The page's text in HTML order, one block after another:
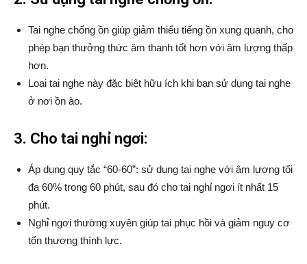
Tai nghe chống ồn giúp giảm thiểu tiếng ồn xung quanh, cho
phép bạn thưởng thức âm thanh tốt hơn với âm lượng thấp
hơn.
Loại tai nghe này đặc biệt hữu ích khi bạn sử dụng tai nghe
ở nơi ồn ào.
3. Cho tai nghỉ ngơi:
Áp dụng quy tắc “60-60”: sử dụng tai nghe với âm lượng tối
đa 60% trong 60 phút, sau đó cho tai nghỉ ngơi ít nhất 15
phút.
Nghỉ ngơi thường xuyên giúp tai phục hồi và giảm nguy cơ
tổn thương thính lực.